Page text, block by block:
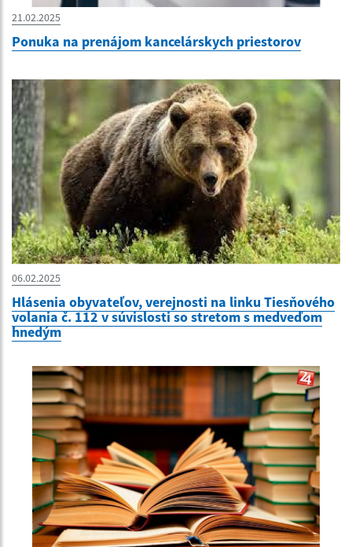
21.02.2025
Ponuka na prenájom kancelárskych priestorov
06.02.2025
Hlásenia obyvateľov, verejnosti na linku Tiesňového
volania č. 112 v súvislosti so stretom s medveďom
hnedým